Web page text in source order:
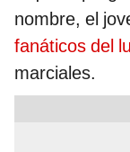
nombre, el
fanáticos del
marciales.